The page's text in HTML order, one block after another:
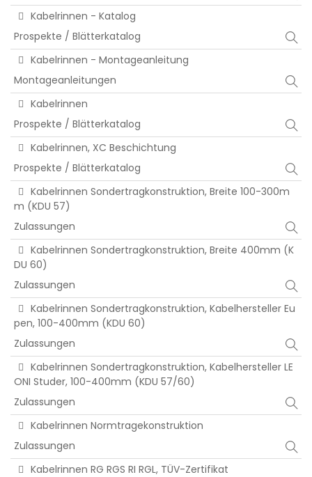
Kabelrinnen - Katalog
Prospekte / Blätterkatalog
Kabelrinnen - Montageanleitung
Montageanleitungen
Kabelrinnen
Prospekte / Blätterkatalog
Kabelrinnen, XC Beschichtung
Prospekte / Blätterkatalog
Kabelrinnen Sondertragkonstruktion, Breite 100-300m
m (KDU 57)
Zulassungen
Kabelrinnen Sondertragkonstruktion, Breite 400mm (K
DU 60)
Zulassungen
Kabelrinnen Sondertragkonstruktion, Kabelhersteller Eu
pen, 100-400mm (KDU 60)
Zulassungen
Kabelrinnen Sondertragkonstruktion, Kabelhersteller LE
ONI Studer, 100-400mm (KDU 57/60)
Zulassungen
Kabelrinnen Normtragekonstruktion
Zulassungen
Kabelrinnen RG RGS RI RGL, TÜV-Zertifikat